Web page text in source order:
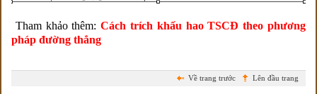
Tham khảo thêm:Cách trích khấu hao TSCĐ theo phương
pháp đường thẳng
Lên đầu trang
Về trang trước